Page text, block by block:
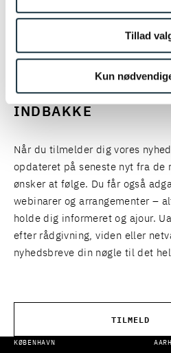
Tillad
Kun
SE FLERE
HOLD DIG
VIDEN OG
EKSPERTER
INDBAKKE
Når du tilmelder dig vores
opdateret på seneste nyt fra de
ønsker at følge. Du får også
webinarer og arrangementer –
holde dig informeret og ajour.
efter rådgivning, viden eller
nyhedsbreve din nøgle til det
TILMELD
KØBENHAVN